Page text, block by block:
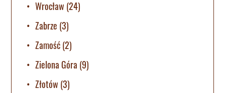
Wrocław (24)
Zabrze (3)
Zamość(2)
Zielona Góra (9)
Złotów (3)